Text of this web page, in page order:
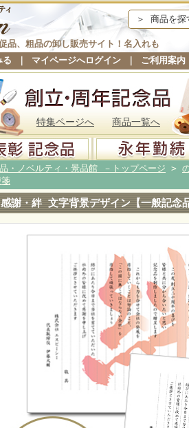
＞ 商品を探
品、粗品の卸し販売サイト！名入れも
る マイページへログイン ご利用案内
特集ページへ 商品一覧へ
・ノベルティ・景品館 －トップページ >
感謝・絆 文字背景デザイン【一般記念